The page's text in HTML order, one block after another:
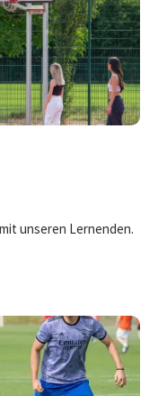
unseren Lernenden.